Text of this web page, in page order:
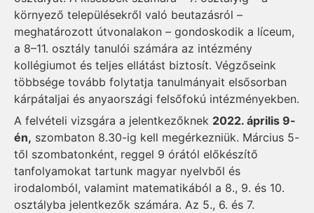
környező településekről való beutazásról –
meghatározott útvonalakon – gondoskodik a líceum,
a 8–11. osztály tanulói számára az intézmény
kollégiumot és teljes ellátást biztosít. Végzőseink
többsége tovább folytatja tanulmányait elsősorban
kárpátaljai és anyaországi felsőfokú intézményekben.
A felvételi vizsgára a jelentkezőknek 2022. április 9-
én, szombaton 8.30-ig kell megérkezniük. Március 5-
től szombatonként, reggel 9 órától előkészítő
tanfolyamokat tartunk magyar nyelvből és
irodalomból, valamint matematikából a 8., 9. és 10.
osztályba jelentkezők számára. Az 5., 6. és 7.